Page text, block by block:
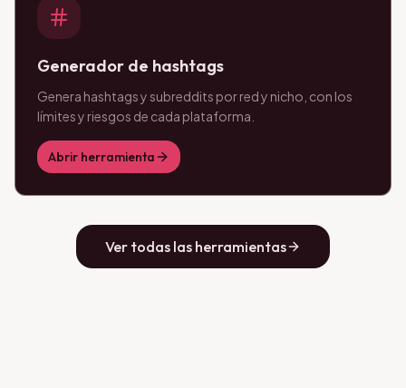
Generador de hashtags
Genera hashtags y subreddits por red y nicho, con los
límites y riesgos de cada plataforma.
Abrir herramienta
Ver todas las herramientas